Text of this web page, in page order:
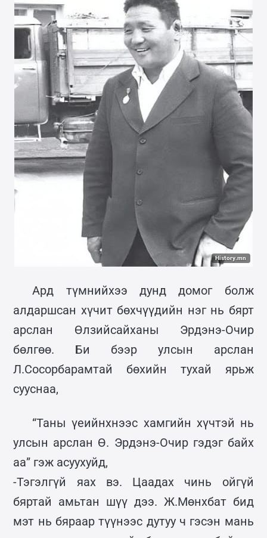
History.mn
Ард түмнийхээ дунд домог болж
алдаршсан хүчит бөхчүүдийн нэг нь бярт
арслан Өлзийсайханы Эрдэнэ-Очир
бөлгөө. Би бээр улсын арслан
Л.Сосорбарамтай бөхийн тухай ярьж
сууснаа,
“Таны үеийнхнээс хамгийн хүчтэй нь
улсын арслан Ө. Эрдэнэ-Очир гэдэг байх
аа” гэж асуухуйд,
-Тэгэлгүй яах вэ. Цаадах чинь ойгүй
бяртай амьтан шүү дээ. Ж.Мөнхбат бид
мэт нь бяраар түүнээс дутуу ч гэсэн мань